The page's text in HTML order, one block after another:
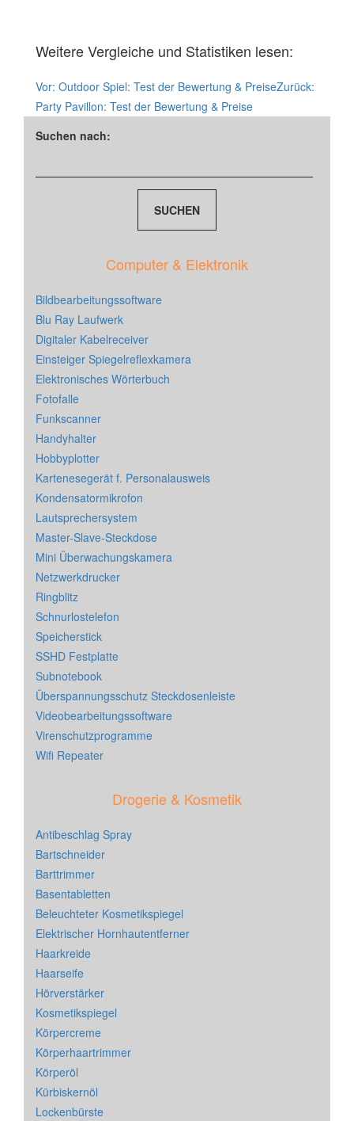
Weitere Vergleiche und Statistiken lesen:
Vor: Outdoor Spiel: Test der Bewertung & PreiseZurück:
Party Pavillon: Test der Bewertung & Preise
Suchen nach:
Computer & Elektronik
Bildbearbeitungssoftware
Blu Ray Laufwerk
Digitaler Kabelreceiver
Einsteiger Spiegelreflexkamera
Elektronisches Wörterbuch
Fotofalle
Funkscanner
Handyhalter
Hobbyplotter
Kartenesegerät f. Personalausweis
Kondensatormikrofon
Lautsprechersystem
Master-Slave-Steckdose
Mini Überwachungskamera
Netzwerkdrucker
Ringblitz
Schnurlostelefon
Speicherstick
SSHD Festplatte
Subnotebook
Überspannungsschutz Steckdosenleiste
Videobearbeitungssoftware
Virenschutzprogramme
Wifi Repeater
Drogerie & Kosmetik
Antibeschlag Spray
Bartschneider
Barttrimmer
Basentabletten
Beleuchteter Kosmetikspiegel
Elektrischer Hornhautentferner
Haarkreide
Haarseife
Hörverstärker
Kosmetikspiegel
Körpercreme
Körperhaartrimmer
Körperöl
Kürbiskernöl
Lockenbürste